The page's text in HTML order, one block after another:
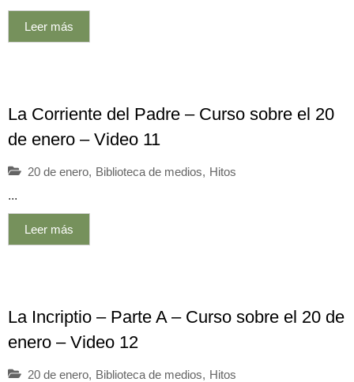
Leer más
La Corriente del Padre – Curso sobre el 20
de enero – Video 11
20 de enero, Biblioteca de medios, Hitos
...
Leer más
La Incriptio – Parte A – Curso sobre el 20 de
enero – Video 12
20 de enero, Biblioteca de medios, Hitos